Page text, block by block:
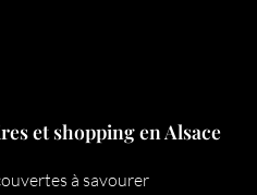
et shopping en Alsace
à savourer